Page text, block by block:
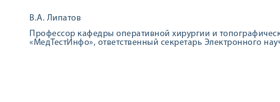
В.А. Липатов
Профессор кафедры оперативной хирургии и
«МедТестИнфо», ответственный секретарь Электронного